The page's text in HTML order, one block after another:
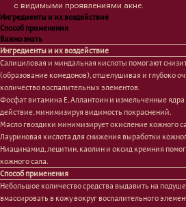
с видимыми проявлениями акне.
Ингредиенты и их воздействие
Способ применения
Важно знать
Ингредиенты и их воздействие
Салициловая и миндальная кислоты помогают
(образование комедонов), отшелушивая и глубоко
количество воспалительных элементов.
Фосфат витамина Е, Аллантоин и измельченные
действие, минимизируя видимость покраснений.
Масло гвоздики минимизирует окисление кожного
Лауриновая кислота для снижения выработки
Ниацинамид, лецитин, каолин и оксид кремния
кожного сала.
Способ применения
Небольшое количество средства выдавить на
вмассировать в кожу вокруг воспалительного
Тело
Проблемы
Кремы
Очищение
Шея и зона декольте
Пилинги/масла
Лицо
Проблемы
Очищение
Увлажнение/питание
Сыворотки/ эссенции
Ретинол
Защита от солнца